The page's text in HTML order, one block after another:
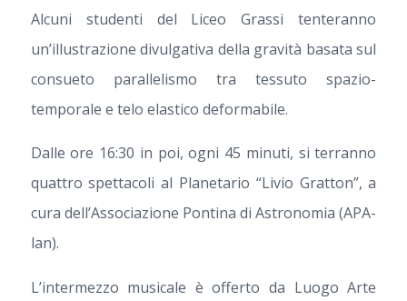
Alcuni studenti del Liceo Grassi tenteranno
un’illustrazione divulgativa della gravità basata sul
consueto parallelismo tra tessuto spazio-
temporale e telo elastico deformabile.
Dalle ore 16:30 in poi, ogni 45 minuti, si terranno
quattro spettacoli al Planetario “Livio Gratton”, a
cura dell’Associazione Pontina di Astronomia (APA-
lan).
L’intermezzo musicale è offerto da Luogo Arte